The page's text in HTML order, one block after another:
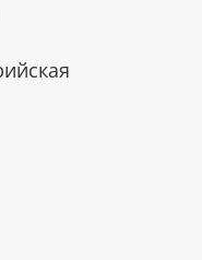
оформлении образа
и темперные
украшены
жемчугом или
камнями.